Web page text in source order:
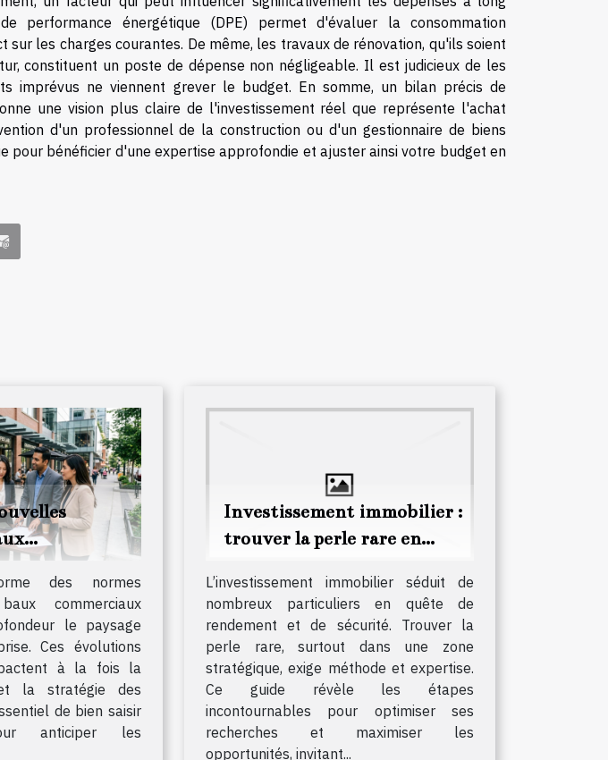
performance énergétique (DPE) permet d'évaluer la consommation
sur les charges courantes. De même, les travaux de rénovation, qu'ils soient
constituent un poste de dépense non négligeable. Il est judicieux de les
imprévus ne viennent grever le budget. En somme, un bilan précis de
une vision plus claire de l'investissement réel que représente l'achat
d'un professionnel de la construction ou d'un gestionnaire de biens
pour bénéficier d'une expertise approfondie et ajuster ainsi votre budget en
sur les
des normes
commerciaux
le paysage
Ces évolutions
à la fois la
la stratégie des
de bien saisir
anticiper les
Investissement immobilier :
trouver la perle rare en
L’investissement immobilier séduit de
nombreux particuliers en quête de
rendement et de sécurité. Trouver la
perle rare, surtout dans une zone
stratégique, exige méthode et expertise.
Ce guide révèle les étapes
incontournables pour optimiser ses
recherches et maximiser les
opportunités, invitant...